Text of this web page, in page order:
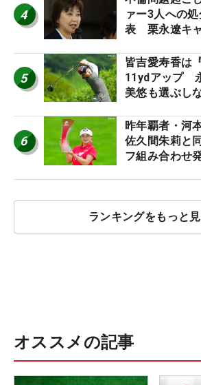
4
ァー3人への
表 栗永遼キ
5
皆吉愛寿香は
11ydアップ
美悠も選ぶし
ア”】
6
昨年覇者・河
佐久間朱莉と
フ組み合わせ
ランキングをもっと
オススメの記事